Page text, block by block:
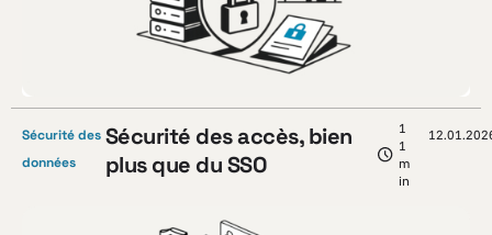
Sécurité des
données
Sécurité des accès, bien
plus que du SSO
1
1
m
in